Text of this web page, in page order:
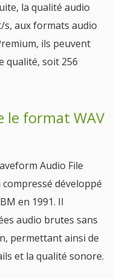
la qualité audio
s, aux formats audio
ils peuvent
qualité, soit 256
le format WAV
Audio File
développé
en 1991. Il
audio brutes sans
permettant ainsi de
et la qualité sonore.